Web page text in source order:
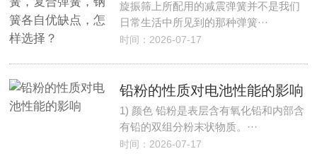
旋振筛上所配用的减震弹簧并不是我们
日常生活中所见到的那种弹簧···
时间：2026-07-17
铅粉的性质对电池性能的影响
1) 颜色 铅粉是表层含有氧化铅和内部含
有铅的双组分粉末状物质。···
时间：2026-07-17